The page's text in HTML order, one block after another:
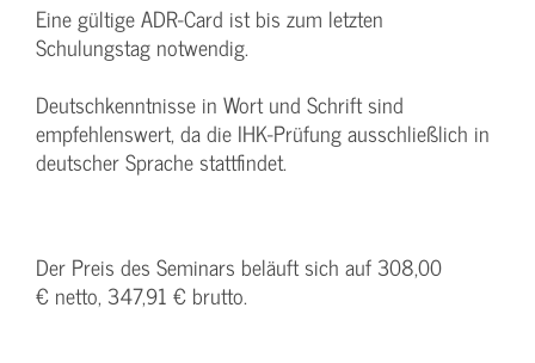
Eine gültige ADR-Card ist bis zum letzten
Schulungstag notwendig.
Deutschkenntnisse in Wort und Schrift sind
empfehlenswert, da die IHK-Prüfung ausschließlich in
deutscher Sprache stattfindet.
Der Preis des Seminars beläuft sich auf 308,00
€ netto, 347,91 € brutto.